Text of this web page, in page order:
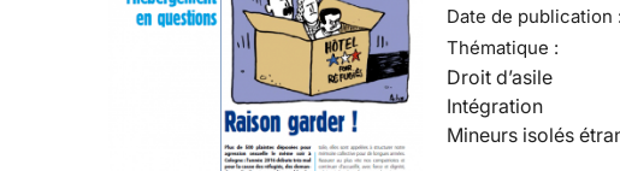
Date de publication :
Thématique :
Droit d’asile
Intégration
Mineurs isolés